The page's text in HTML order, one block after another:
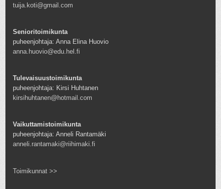
tuija.koti@gmail.com
Senioritoimikunta
puheenjohtaja: Anna Elina Huovio
anna.huovio@edu.hel.fi
Tulevaisuustoimikunta
puheenjohtaja: Kirsi Huhtanen
kirsihuhtanen@hotmail.com
Vaikuttamistoimikunta
puheenjohtaja: Anneli Rantamäki
anneli.rantamaki@riihimaki.fi
Toimikunnat >>